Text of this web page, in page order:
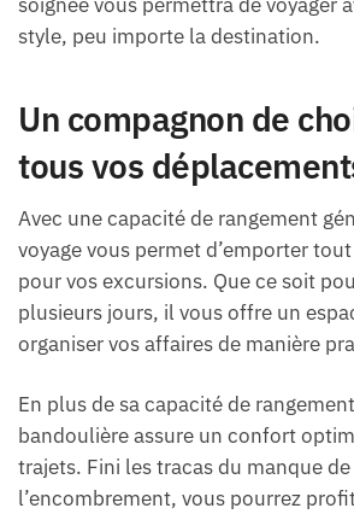
style, peu importe la destination.
Un compagnon de
tous vos
Avec une capacité de rangement
voyage vous permet d’emporter
pour vos excursions. Que ce soit
plusieurs jours, il vous offre un
organiser vos affaires de manière
En plus de sa capacité de
bandoulière assure un confort
trajets. Fini les tracas du manque
l’encombrement, vous pourrez